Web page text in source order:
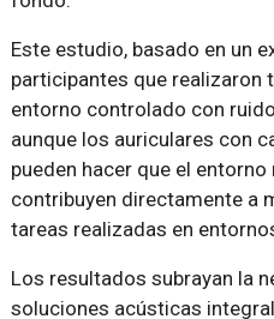
Este estudio, basado en un
participantes que realizaron
entorno controlado con
aunque los auriculares con
pueden hacer que el
contribuyen directamente a
tareas realizadas en
Los resultados subrayan la
soluciones acústicas